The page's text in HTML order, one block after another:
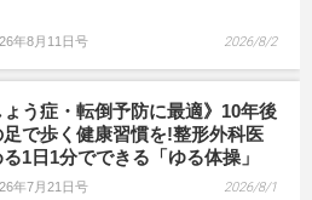
年8月11日号 2026/8/2
ょう症・転倒予防に最適》10年後
足で歩く健康習慣を!整形外科医
1日1分でできる「ゆる体操」
年7月21日号 2026/8/1